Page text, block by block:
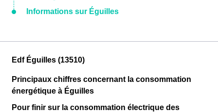
Informations sur Éguilles
Edf Éguilles (13510)
Principaux chiffres concernant la consommation
énergétique à Éguilles
Pour finir sur la consommation électrique des